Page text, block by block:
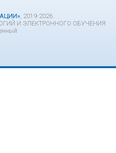
, 2019-2026.
И ЭЛЕКТРОННОГО ОБУЧЕНИЯ